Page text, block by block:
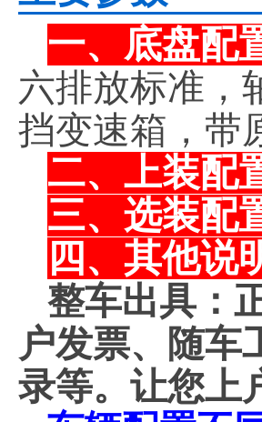
一、底盘配
六排放标准，
挡变速箱，带
二、上装配
三、选装配
四、其他说
整车出具：
户发票、随车
录等。让您上